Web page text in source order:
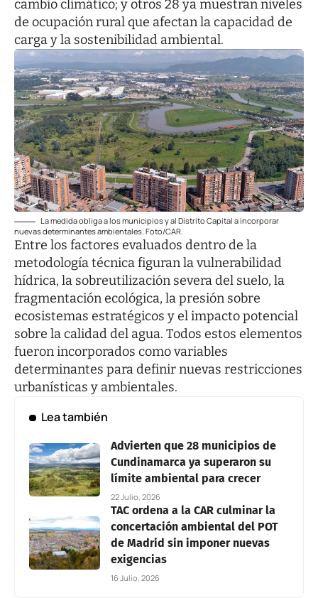
cambio climático; y otros 28 ya muestran niveles
de ocupación rural que afectan la capacidad de
carga y la sostenibilidad ambiental.
La medida obliga a los municipios y al Distrito Capital a incorporar
nuevas determinantes ambientales. Foto/CAR.
Entre los factores evaluados dentro de la
metodología técnica figuran la vulnerabilidad
hídrica, la sobreutilización severa del suelo, la
fragmentación ecológica, la presión sobre
ecosistemas estratégicos y el impacto potencial
sobre la calidad del agua. Todos estos elementos
fueron incorporados como variables
determinantes para definir nuevas restricciones
urbanísticas y ambientales.
Lea también
Advierten que 28 municipios de
Cundinamarca ya superaron su
límite ambiental para crecer
22 Julio, 2026
TAC ordena a la CAR culminar la
concertación ambiental del POT
de Madrid sin imponer nuevas
exigencias
16 Julio, 2026